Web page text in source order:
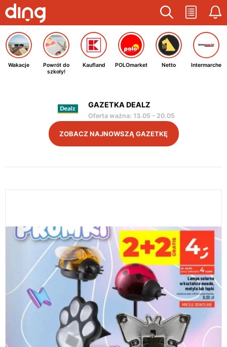
Wakacje
Powrót do
szkoły!
Kaufland POLOmarket Netto Intermarche
GAZETKA DEALZ
Oferta ważna: 13.05 - 20.05
ZOBACZ NAJNOWSZĄ GAZETKĘ